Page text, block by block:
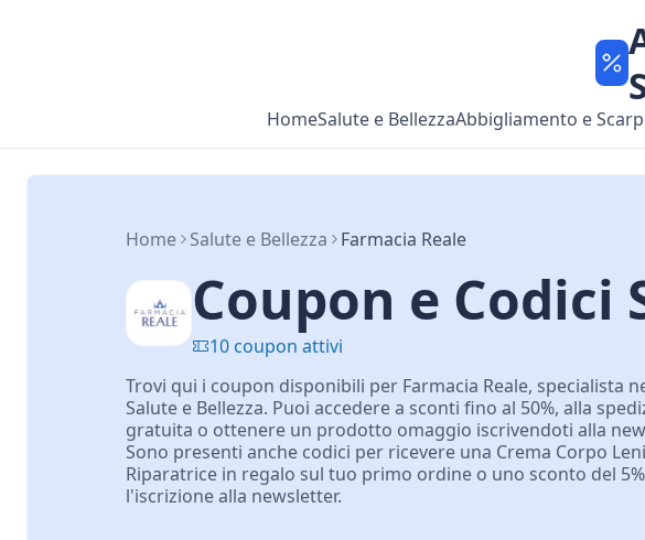
HomeSalute e BellezzaAbbigliamento e
Home Salute e Bellezza Farmacia Reale
Coupon e Codici
10 coupon attivi
Trovi qui i coupon disponibili per Farmacia Reale, specialista
Salute e Bellezza. Puoi accedere a sconti fino al 50%, alla
gratuita o ottenere un prodotto omaggio iscrivendoti alla
Sono presenti anche codici per ricevere una Crema Corpo
Riparatrice in regalo sul tuo primo ordine o uno sconto del
l'iscrizione alla newsletter.